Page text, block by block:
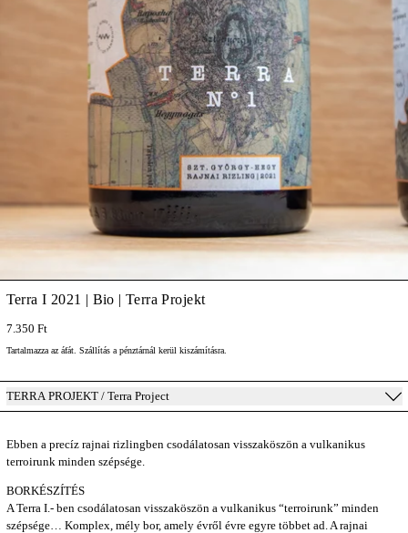
Terra I 2021 | Bio | Terra Projekt
7.350 Ft
Tartalmazza az áfát. Szállítása pénztárnál kerül kiszámításra.
TERRA PROJEKT / Terra Project
Ebben a precíz rajnai rizlingben csodálatosan visszaköszön a vulkanikus
terroirunk minden szépsége.
BORKÉSZÍTÉS
A Terra I.- ben csodálatosan visszaköszön a vulkanikus “terroirunk” minden
szépsége… Komplex, mély bor, amely évről évre egyre többet ad. A rajnai